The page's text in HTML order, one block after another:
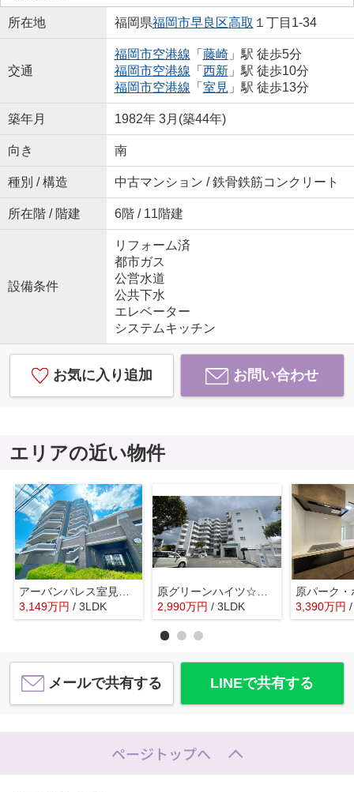
所在地 福岡県福岡市早良区高取 １丁目1-34
交通
福岡市空港線 「 藤崎」駅 徒歩5分
福岡市空港線 「 西新」駅 徒歩10分
福岡市空港線 「 室見 」駅 徒歩13分
築年月 1982年 3月(築44年)
向き 南
種別 / 構造 中古マンション / 鉄骨鉄筋コンクリート
所在階 / 階建 6階 / 11階建
設備条件
リフォーム済
都市ガス
公営水道
公共下水
エレベーター
システムキッチン
お気に入り追加 お問い合わせ
エリアの近い物件
3,149万円 / 3LDK
2,990万円 / 3LDK 3,390万円
メールで共有する LINEで共有する
ページトップへ